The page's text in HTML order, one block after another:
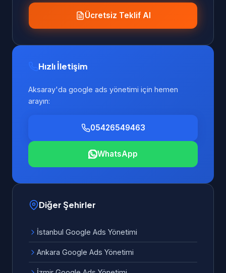
Ücretsiz Teklif Al
Hızlı İletişim
Aksaray'da google ads yönetimi için hemen
arayın:
05426549463
WhatsApp
Diğer Şehirler
İstanbul Google Ads Yönetimi
Ankara Google Ads Yönetimi